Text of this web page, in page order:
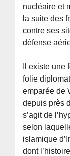
nucléaire et
la suite des
contre ses
défense
Il existe
folie
emparée de
depuis près
s’agit de
selon
islamique
dont